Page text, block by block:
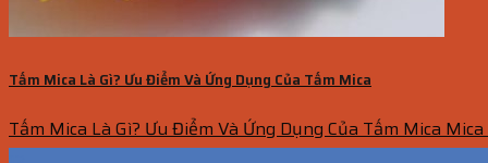
Tấm Mica Là Gì? Ưu Điểm Và Ứng Dụng Của Tấm Mica
Tấm Mica Là Gì? Ưu Điểm Và Ứng Dụng Của Tấm Mica Mica